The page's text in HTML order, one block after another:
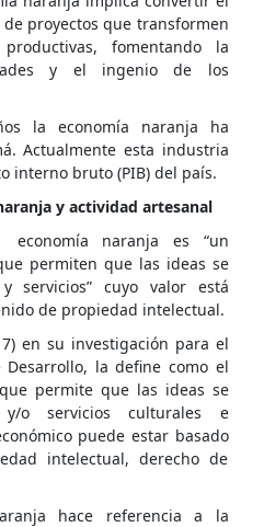
proyectos que transformen
fomentando la
y el ingenio de los
la economía naranja ha
Actualmente esta industria
interno bruto (PIB) del país.
y actividad artesanal
economía naranja es “un
permiten que las ideas se
servicios” cuyo valor está
de propiedad intelectual.
en su investigación para el
Desarrollo, la define como el
permite que las ideas se
o servicios culturales e
puede estar basado
intelectual, derecho de
hace referencia a la